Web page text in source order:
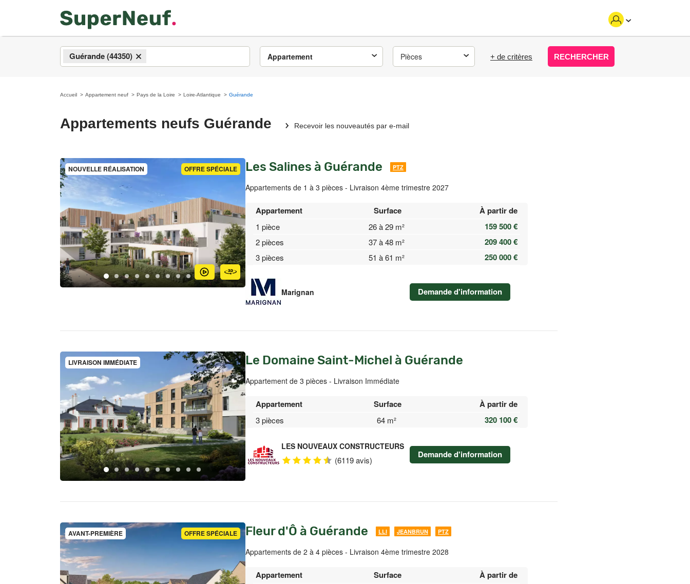
×
Guérande (44350) Appartement Pièces + de critères RECHERCHER
Accueil Appartement neuf Pays de la Loire Loire-Atlantique Guérande
Appartements neufs Guérande Recevoir les nouveautés par e-mail
OFFRE SPÉCIALE
NOUVELLE RÉALISATION Les Salines à Guérande PTZ
Appartements de 1 à 3 pièces - Livraison 4ème trimestre 2027
Appartement Surface À partir de
1 pièce 26 à 29 m² 159 500 €
2 pièces 37 à 48 m² 209 400 €
3 pièces 51 à 61 m² 250 000 €
Marignan Demande d'information
LIVRAISON IMMÉDIATE Le Domaine Saint-Michel à Guérande
Appartement de 3 pièces - Livraison Immédiate
Appartement Surface À partir de
3 pièces 64 m² 320 100 €
LES NOUVEAUX CONSTRUCTEURS
(6119 avis) Demande d'information
OFFRE SPÉCIALE
AVANT-PREMIÈRE Fleur d'Ô à Guérande LLI JEANBRUN PTZ
Appartements de 2 à 4 pièces - Livraison 4ème trimestre 2028
Appartement Surface À partir de